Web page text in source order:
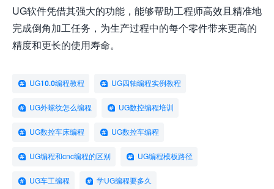
UG软件凭借其强大的功能，能够帮助工程师高效且精准地
完成倒角加工任务，为生产过程中的每个零件带来更高的
精度和更长的使用寿命。
UG10.0编程教程 UG四轴编程实例教程
UG外螺纹怎么编程 UG数控编程培训
UG数控车床编程 UG数控车编程
UG编程和cnc编程的区别 UG编程模板路径
UG车工编程 学UG编程要多久